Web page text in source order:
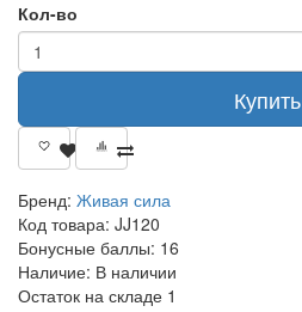
Кол-во
Купить
Бренд: Живая сила
Код товара: JJ120
Бонусные баллы: 16
Наличие: В наличии
Остаток на складе 1